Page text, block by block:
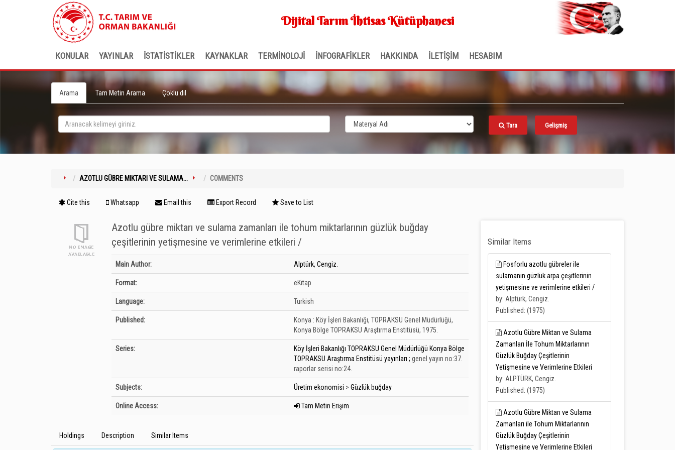
Dijital Tarım İhtisas Kütüphanesi
KONULAR YAYINLAR İSTATİSTİKLER KAYNAKLAR TERMİNOLOJİ İNFOGRAFİKLER HAKKINDA İLETİŞİM HESABIM
Arama Tam Metin Arama Çoklu dil
Tara Gelişmiş
AZOTLU GÜBRE MIKTARI VE SULAMA... COMMENTS
Cite this Whatsapp Email this Export Record Save to List
Azotlu gübre miktarı ve sulama zamanları ile tohum miktarlarının güzlük buğday
çeşitlerinin yetişmesine ve verimlerine etkileri /
Bibliographic Details
Main Author: Alptürk, Cengiz.
Format: eKitap
Language: Turkish
Published: Konya : Köy İşleri Bakanlığı, TOPRAKSU Genel Müdürlüğü,
Konya Bölge TOPRAKSU Araştırma Enstitüsü, 1975.
Series:
Köy İşleri Bakanlığı TOPRAKSU Genel Müdürlüğü Konya Bölge
TOPRAKSU Araştırma Enstitüsü yayınları ; genel yayın no:37.
raporlar serisi no:24.
Subjects: Üretim ekonomisi > Güzlük buğday
Online Access: Tam Metin Erişim
Holdings Description Similar Items
Similar Items
Fosforlu azotlu gübreler ile
sulamanın güzlük arpa çeşitlerinin
yetişmesine ve verimlerine etkileri /
by: Alptürk, Cengiz.
Published: (1975)
Azotlu Gübre Miktarı ve Sulama
Zamanları İle Tohum Miktarlarının
Güzlük Buğday Çeşitlerinin
Yetişmesine ve Verimlerine Etkileri
by: ALPTÜRK, Cengiz.
Published: (1975)
Azotlu Gübre Miktarı ve Sulama
Zamanları ile Tohum Miktarlarının
Güzlük Buğday Çeşitlerinin
Yetişmesine ve Verimlerine Etkileri